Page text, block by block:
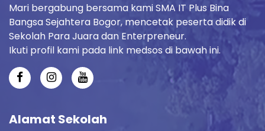
Mari bergabung bersama kami SMA IT Plus Bina
Bangsa Sejahtera Bogor, mencetak peserta didik di
Sekolah Para Juara dan Enterpreneur.
Ikuti profil kami pada link medsos di bawah ini.
Alamat Sekolah